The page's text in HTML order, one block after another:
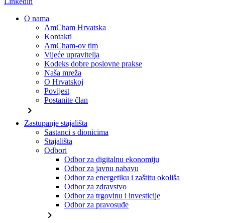
O nama
AmCham Hrvatska
Kontakti
AmCham-ov tim
Vijeće upravitelja
Kodeks dobre poslovne prakse
Naša mreža
O Hrvatskoj
Povijest
Postanite član
chevron_right
Zastupanje stajališta
Sastanci s dionicima
Stajališta
Odbori
Odbor za digitalnu ekonomiju
Odbor za javnu nabavu
Odbor za energetiku i zaštitu okoliša
Odbor za zdravstvo
Odbor za trgovinu i investicije
Odbor za pravosuđe
chevron_right